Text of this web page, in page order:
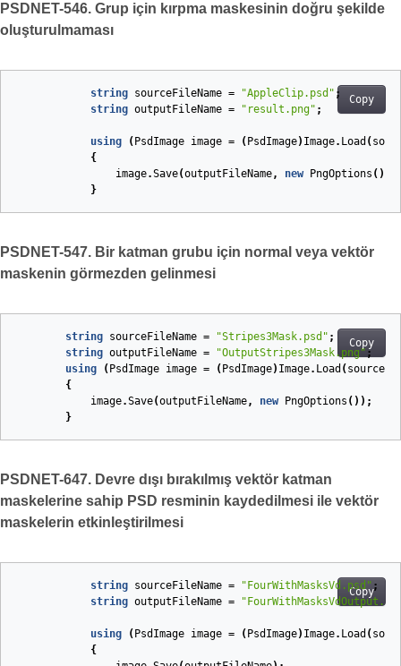
PSDNET-546. Grup için kırpma maskesinin doğru şekilde
oluşturulmaması
Copy
string sourceFileName = "AppleClip.psd" ;
string outputFileName = "result.png" ;
using ( PsdImage image = ( PsdImage) Image. Load (
{
image.Save(outputFileName, new PngOptions ());
}
PSDNET-547. Bir katman grubu için normal veya vektör
maskenin görmezden gelinmesi
Copy
string sourceFileName = "Stripes3Mask.psd" ;
string outputFileName = "OutputStripes3Mask.png" ;
using
( PsdImage image = ( PsdImage) Image. Load (
{
image.Save(outputFileName, new PngOptions ());
}
PSDNET-647. Devre dışı bırakılmış vektör katman
maskelerine sahip PSD resminin kaydedilmesi ile vektör
maskelerin etkinleştirilmesi
Copy
string sourceFileName = "FourWithMasksVd.psd" ;
string outputFileName =
using ( PsdImage image = ( PsdImage) Image. Load (
{